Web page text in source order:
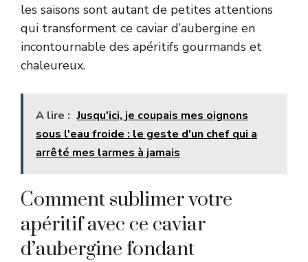
les saisons sont autant de petites attentions
qui transforment ce caviar d’aubergine en
incontournable des apéritifs gourmands et
chaleureux.
A lire : Jusqu'ici, je coupais mes oignons
sous l'eau froide : le geste d'un chef qui a
arrêté mes larmes à jamais
Comment sublimer votre
apéritif avec ce caviar
d’aubergine fondant